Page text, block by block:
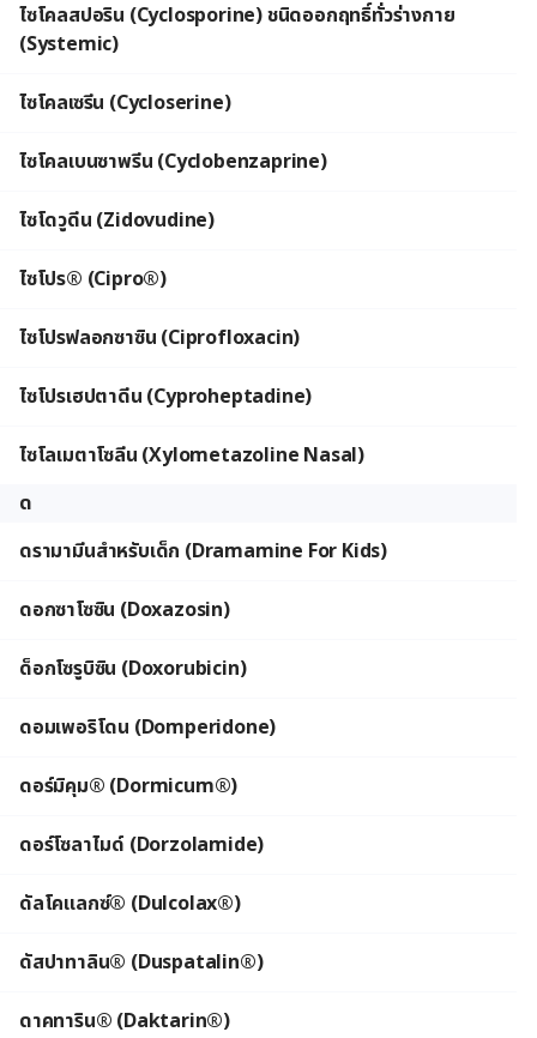
ไซโคลสปอริน (Cyclosporine) ชนิดออกฤทธิ์ทั่วร่างกาย
(Systemic)
ไซโคลเซรีน (Cycloserine)
ไซโคลเบนซาพรีน (Cyclobenzaprine)
ไซโดวูดีน (Zidovudine)
ไซโปร® (Cipro®)
ไซโปรฟลอกซาซิน (Ciprofloxacin)
ไซโปรเฮปตาดีน (Cyproheptadine)
ไซโลเมตาโซลีน (Xylometazoline Nasal)
ด
ดรามามีนสำหรับเด็ก (Dramamine For Kids)
ดอกซาโซซิน (Doxazosin)
ด็อกโซรูบิซิน (Doxorubicin)
ดอมเพอริโดน (Domperidone)
ดอร์มิคุม® (Dormicum®)
ดอร์โซลาไมด์ (Dorzolamide)
ดัลโคแลกซ์® (Dulcolax®)
ดัสปาทาลิน® (Duspatalin®)
ดาคทาริน® (Daktarin®)